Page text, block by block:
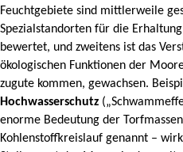
Feuchtgebiete sind mittlerweile
Spezialstandorten für die
bewertet, und zweitens ist das
ökologischen Funktionen der
zugute kommen, gewachsen.
Hochwasserschutz
enorme Bedeutung der
Kohlenstoffkreislauf genannt –